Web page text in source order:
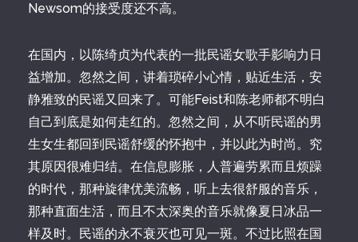
Newsom的接受度还不高。
在国内，以陈绮贞为代表的一批民谣女歌手影响力日
益增加。忽然之间，讲着琐碎小心情，贴近生活，安
静雅致的民谣又回来了。可能Feist和陈老师都不明白
自己到底是如何走红的。忽然之间，从不听民谣的男
生女生都回到民谣舒缓的怀抱中，并以此为时尚。究
其原因很难归结。在信息膨胀，人普遍劳累而且烦躁
的时代，那种旋律优美流畅，听上去很舒服的音乐，
那种直面生活，而且不太深奥的音乐就像夏日冰品一
样及时。民谣的永不衰灭也可见一斑。不过比照在国